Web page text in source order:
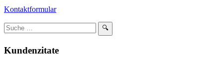
Kontaktformular
Suchbegriff
eingeben:
🔍
Kundenzitate